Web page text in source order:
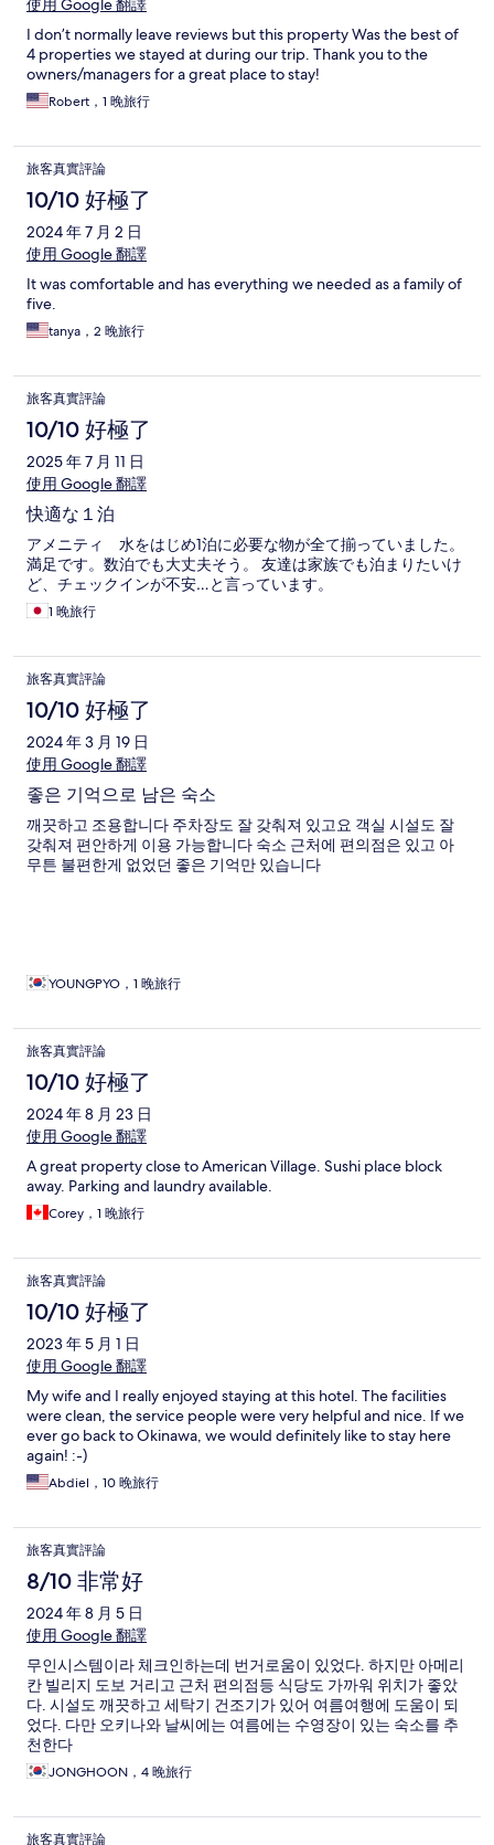
使用 Google 翻譯
I don’t normally leave reviews but this property Was the best of
4 properties we stayed at during our trip. Thank you to the
owners/managers for a great place to stay!
Robert，1 晚旅行
旅客真實評論
10/10 好極了
2024 年 7 月 2 日
使用 Google 翻譯
It was comfortable and has everything we needed as a family of
five.
tanya，2 晚旅行
旅客真實評論
10/10 好極了
2025 年 7 月 11 日
使用 Google 翻譯
快適な１泊
アメニティ 水をはじめ1泊に必要な物が全て揃っていました。
満足です。数泊でも大丈夫そう。 友達は家族でも泊まりたいけ
ど、チェックインが不安…と言っています。
1 晚旅行
旅客真實評論
10/10 好極了
2024 年 3 月 19 日
使用 Google 翻譯
좋은 기억으로 남은 숙소
깨끗하고 조용합니다 주차장도 잘 갖춰져 있고요 객실 시설도 잘
갖춰져 편안하게 이용 가능합니다 숙소 근처에 편의점은 있고 아
무튼 불편한게 없었던 좋은 기억만 있습니다
YOUNGPYO，1 晚旅行
旅客真實評論
10/10 好極了
2024 年 8 月 23 日
使用 Google 翻譯
A great property close to American Village. Sushi place block
away. Parking and laundry available.
Corey，1 晚旅行
旅客真實評論
10/10 好極了
2023 年 5 月 1 日
使用 Google 翻譯
My wife and I really enjoyed staying at this hotel. The facilities
were clean, the service people were very helpful and nice. If we
ever go back to Okinawa, we would definitely like to stay here
again! :-)
Abdiel，10 晚旅行
旅客真實評論
8/10 非常好
2024 年 8 月 5 日
使用 Google 翻譯
무인시스템이라 체크인하는데 번거로움이 있었다. 하지만 아메리
칸 빌리지 도보 거리고 근처 편의점등 식당도 가까워 위치가 좋았
다. 시설도 깨끗하고 세탁기 건조기가 있어 여름여행에 도움이 되
었다. 다만 오키나와 날씨에는 여름에는 수영장이 있는 숙소를 추
천한다
JONGHOON，4 晚旅行
旅客真實評論